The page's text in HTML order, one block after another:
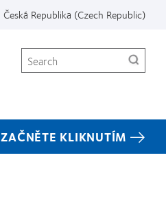
Česká Republika (Czech Republic)
Search
ZAČNĚTE KLIKNUTÍM